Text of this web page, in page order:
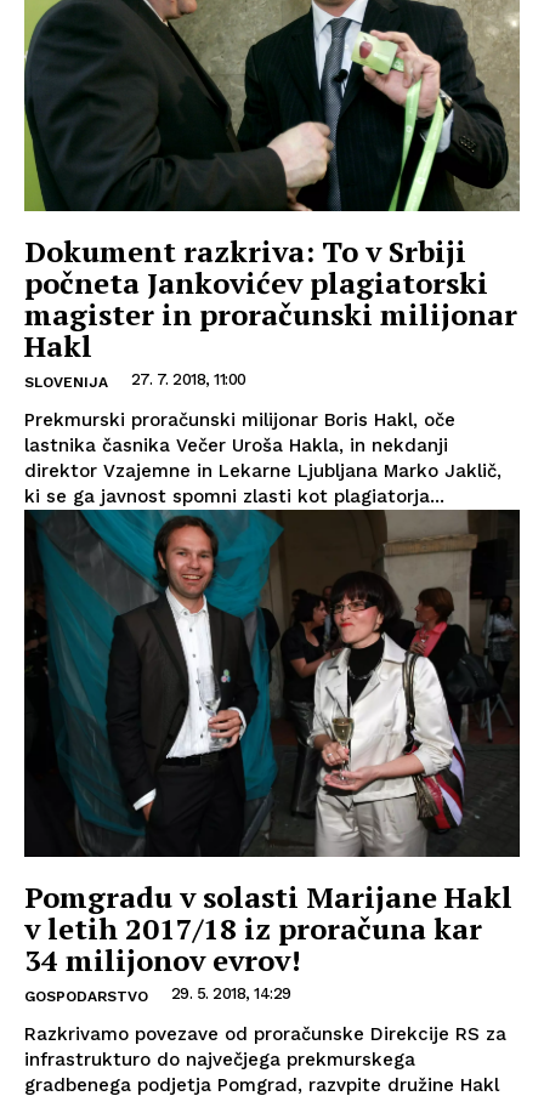
Dokument razkriva: To v Srbiji
počneta Jankovićev plagiatorski
magister in proračunski milijonar
Hakl
SLOVENIJA 27. 7. 2018, 11:00
Prekmurski proračunski milijonar Boris Hakl, oče
lastnika časnika Večer Uroša Hakla, in nekdanji
direktor Vzajemne in Lekarne Ljubljana Marko Jaklič,
ki se ga javnost spomni zlasti kot plagiatorja...
Pomgradu v solasti Marijane Hakl
v letih 2017/18 iz proračuna kar
34 milijonov evrov!
GOSPODARSTVO 29. 5. 2018, 14:29
Razkrivamo povezave od proračunske Direkcije RS za
infrastrukturo do največjega prekmurskega
gradbenega podjetja Pomgrad, razvpite družine Hakl